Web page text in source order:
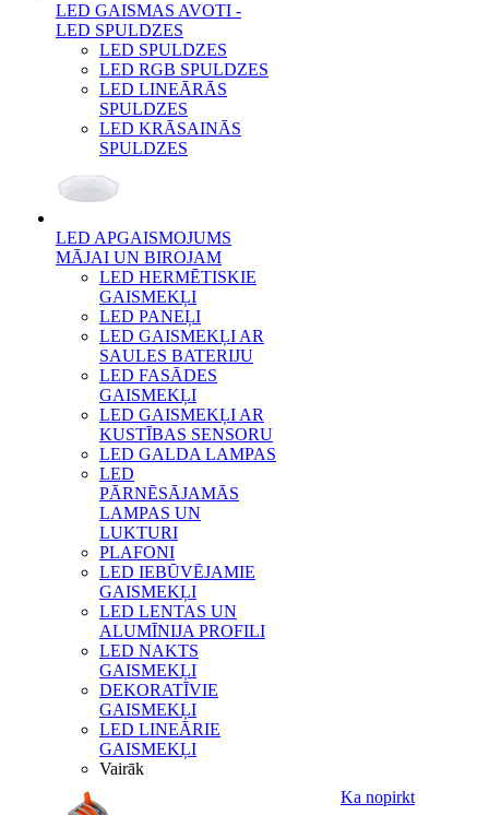
LED GAISMAS AVOTI -
LED SPULDZES
LED SPULDZES
LED RGB SPULDZES
LED LINEĀRĀS
SPULDZES
LED KRĀSAINĀS
SPULDZES
LED APGAISMOJUMS
MĀJAI UN BIROJAM
LED HERMĒTISKIE
GAISMEKĻI
LED PANEĻI
LED GAISMEKĻI AR
SAULES BATERIJU
LED FASĀDES
GAISMEKĻI
LED GAISMEKĻI AR
KUSTĪBAS SENSORU
LED GALDA LAMPAS
LED
PĀRNĒSĀJAMĀS
LAMPAS UN
LUKTURI
PLAFONI
LED IEBŪVĒJAMIE
GAISMEKĻI
LED LENTAS UN
ALUMĪNIJA PROFILI
LED NAKTS
GAISMEKĻI
DEKORATĪVIE
GAISMEKĻI
LED LINEĀRIE
GAISMEKĻI
Vairāk
Ka nopirkt